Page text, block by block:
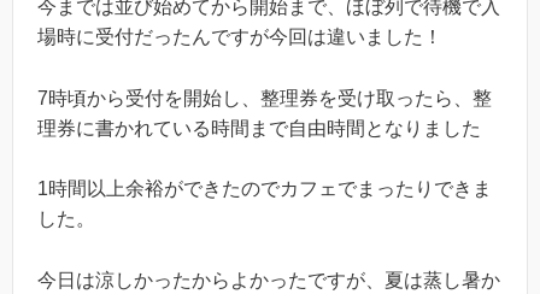
今までは並び始めてから開始まで、ほぼ列で待機で入
場時に受付だったんですが今回は違いました！
7時頃から受付を開始し、整理券を受け取ったら、整
理券に書かれている時間まで自由時間となりました
1時間以上余裕ができたのでカフェでまったりできま
した。
今日は涼しかったからよかったですが、夏は蒸し暑か